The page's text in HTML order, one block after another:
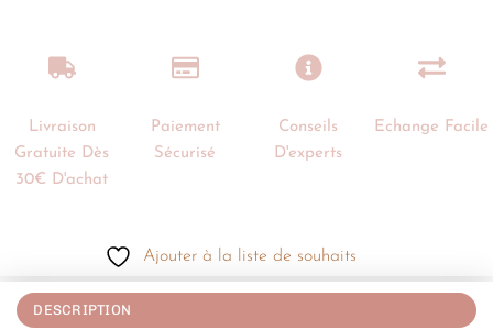
Livraison
Gratuite Dès
30€ D'achat
Paiement
Sécurisé
Conseils
D'experts
Echange Facile
Ajouter à la liste de souhaits
DESCRIPTION